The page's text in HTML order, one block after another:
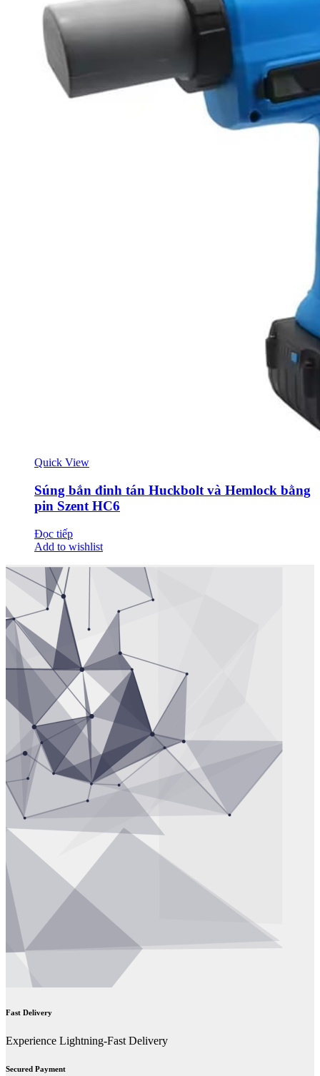
Quick View
Súng bắn đinh tán Huckbolt và Hemlock bằng
pin Szent HC6
Đọc tiếp
Add to wishlist
Fast Delivery
Experience Lightning-Fast Delivery
Secured Payment